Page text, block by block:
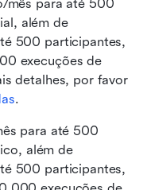
mês para até 500
além de
500 participantes,
execuções de
automação e mais. Para mais detalhes, por favor
.
para até 500
além de
500 participantes,